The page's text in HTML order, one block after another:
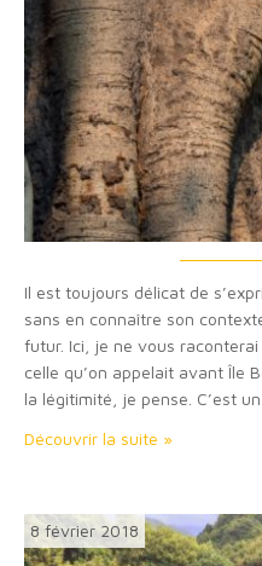
Il est toujours délicat de
sans en connaître son
futur. Ici, je ne vous
celle qu’on appelait avant Île
la légitimité, je pense. C’est
Découvrir la suite »
8 février 2018